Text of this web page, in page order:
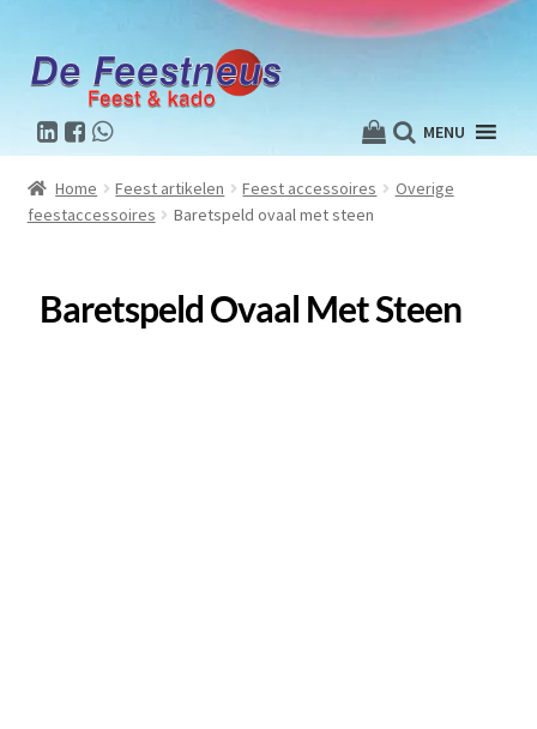
MENU
Home Feest artikelen Feest accessoires
Overige
feestaccessoires
Baretspeld ovaal met steen
Baretspeld Ovaal Met Steen